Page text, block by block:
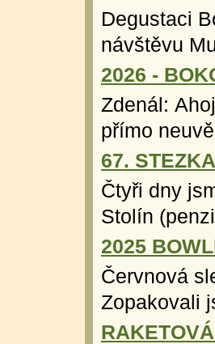
Degustaci
návštěvu
2026 -
Zdenál:
přímo
67.
Čtyři dny
Stolín
2025
Červnová
Zopakovali